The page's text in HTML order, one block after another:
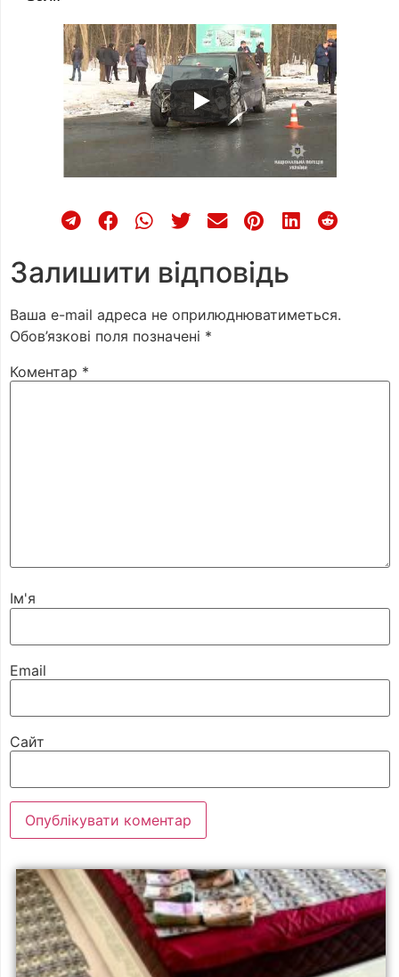
Залишити відповідь
Ваша e-mail адреса не оприлюднюватиметься.
Обов’язкові поля позначені *
Коментар *
Ім'я
Email
Сайт